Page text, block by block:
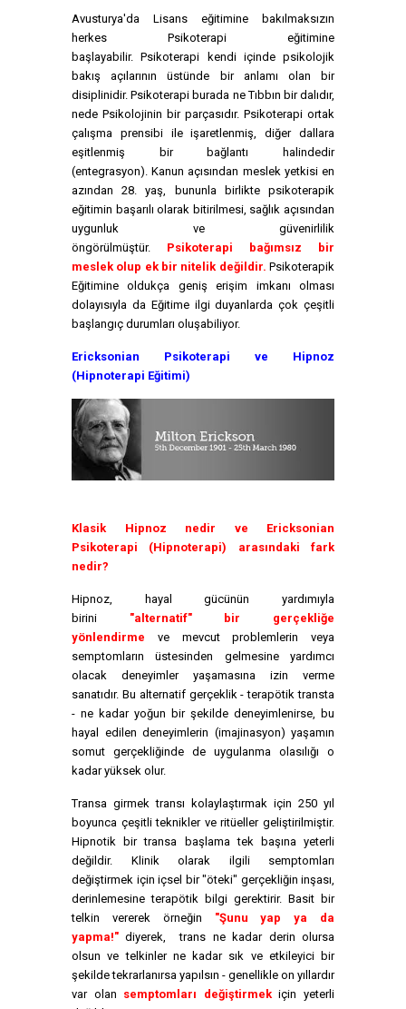
Avusturya'da Lisans eğitimine bakılmaksızın
herkes Psikoterapi eğitimine
başlayabilir. Psikoterapi kendi içinde psikolojik
bakış açılarının üstünde bir anlamı olan bir
disiplinidir. Psikoterapi burada ne Tıbbın bir dalıdır,
nede Psikolojinin bir parçasıdır. Psikoterapi ortak
çalışma prensibi ile işaretlenmiş, diğer dallara
eşitlenmiş bir bağlantı halindedir
(entegrasyon). Kanun açısından meslek yetkisi en
azından 28. yaş, bununla birlikte psikoterapik
eğitimin başarılı olarak bitirilmesi, sağlık açısından
uygunluk ve güvenirlilik
öngörülmüştür. Psikoterapi bağımsız bir
meslek olup ek bir nitelik değildir. Psikoterapik
Eğitimine oldukça geniş erişim imkanı olması
dolayısıyla da Eğitime ilgi duyanlarda çok çeşitli
başlangıç durumları oluşabiliyor.
Ericksonian Psikoterapi ve Hipnoz
(Hipnoterapi Eğitimi)
Klasik Hipnoz nedir ve Ericksonian
Psikoterapi (Hipnoterapi) arasındaki fark
nedir?
Hipnoz, hayal gücünün yardımıyla
birini "alternatif" bir gerçekliğe
yönlendirme ve mevcut problemlerin veya
semptomların üstesinden gelmesine yardımcı
olacak deneyimler yaşamasına izin verme
sanatıdır. Bu alternatif gerçeklik - terapötik transta
- ne kadar yoğun bir şekilde deneyimlenirse, bu
hayal edilen deneyimlerin (imajinasyon) yaşamın
somut gerçekliğinde de uygulanma olasılığı o
kadar yüksek olur.
Transa girmek transı kolaylaştırmak için 250 yıl
boyunca çeşitli teknikler ve ritüeller geliştirilmiştir.
Hipnotik bir transa başlama tek başına yeterli
değildir. Klinik olarak ilgili semptomları
değiştirmek için içsel bir "öteki" gerçekliğin inşası,
derinlemesine terapötik bilgi gerektirir. Basit bir
telkin vererek örneğin "Şunu yap ya da
yapma!" diyerek, trans ne kadar derin olursa
olsun ve telkinler ne kadar sık ​​ve etkileyici bir
şekilde tekrarlanırsa yapılsın - genellikle on yıllardır
var olan semptomları değiştirmekiçin yeterli